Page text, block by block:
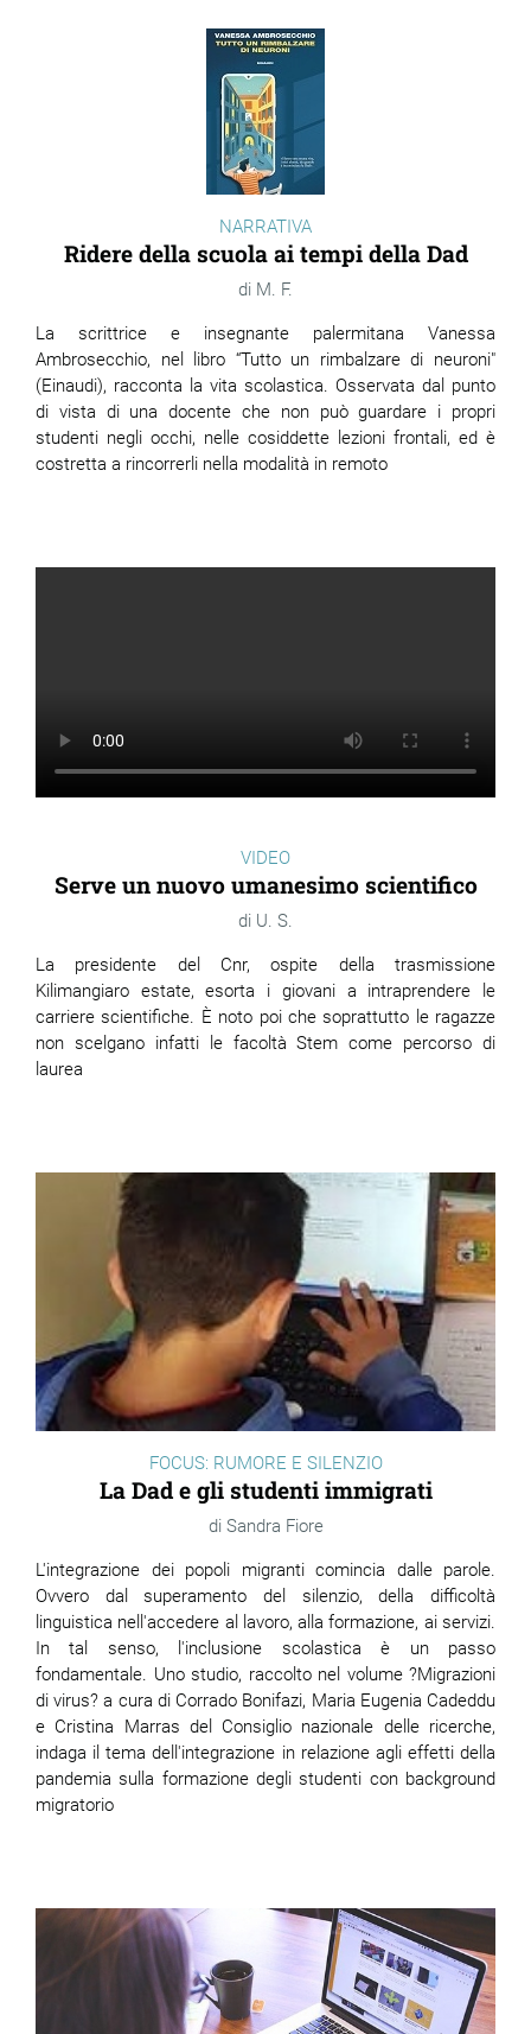
NARRATIVA
Ridere della scuola ai tempi della Dad
M. F.
La scrittrice e insegnante palermitana Vanessa
Ambrosecchio, nel libro “Tutto un rimbalzare di neuroni"
(Einaudi), racconta la vita scolastica. Osservata dal punto
di vista di una docente che non può guardare i propri
studenti negli occhi, nelle cosiddette lezioni frontali, ed è
costretta a rincorrerli nella modalità in remoto
VIDEO
Serve un nuovo umanesimo scientifico
U. S.
La presidente del Cnr, ospite della trasmissione
Kilimangiaro estate, esorta i giovani a intraprendere le
carriere scientifiche. È noto poi che soprattutto le ragazze
non scelgano infatti le facoltà Stem come percorso di
laurea
FOCUS: RUMORE E SILENZIO
La Dad e gli studenti immigrati
Sandra Fiore
L'integrazione dei popoli migranti comincia dalle parole.
Ovvero dal superamento del silenzio, della difficoltà
linguistica nell'accedere al lavoro, alla formazione, ai servizi.
In tal senso, l'inclusione scolastica è un passo
fondamentale. Uno studio, raccolto nel volume ?Migrazioni
di virus? a cura di Corrado Bonifazi, Maria Eugenia Cadeddu
e Cristina Marras del Consiglio nazionale delle ricerche,
indaga il tema dell'integrazione in relazione agli effetti della
pandemia sulla formazione degli studenti con background
migratorio